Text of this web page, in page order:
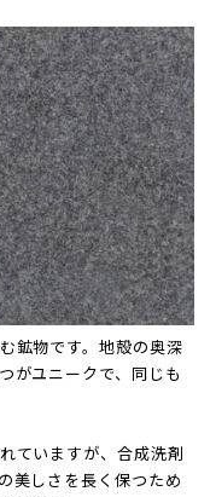
鉱物です。地殻の奥深
がユニークで、同じも
ていますが、合成洗剤
美しさを長く保つため